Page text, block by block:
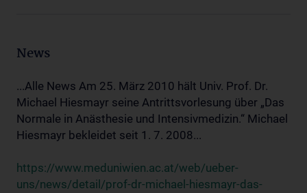
News
...Alle News Am 25. März 2010 hält Univ. Prof. Dr.
Michael Hiesmayr seine Antrittsvorlesung über „Das
Normale in Anästhesie und Intensivmedizin.“ Michael
Hiesmayr bekleidet seit 1. 7. 2008...
https://www.meduniwien.ac.at/web/ueber-
uns/news/detail/prof-dr-michael-hiesmayr-das-